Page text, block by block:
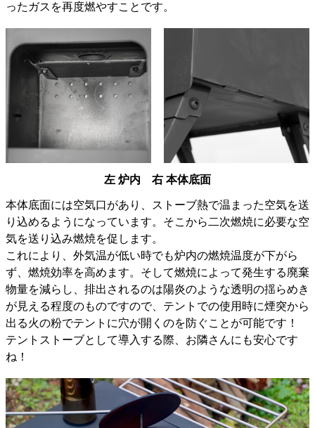
ったガスを再度燃やすことです。
左 炉内 右 本体底面
本体底面には空気口があり、ストーブ熱で温まった空気を送
り込めるようになっています。そこから二次燃焼に必要な空
気を送り込み燃焼を促します。
これにより、外気温が低い時でも炉内の燃焼温度が下がら
ず、燃焼効率を高めます。そして燃焼によって発生する廃棄
物量を減らし、排出されるのは陽炎のような透明の揺らめき
が見える程度のものですので、テントでの使用時に煙突から
出る火の粉でテントに穴が開くのを防ぐことが可能です！
テントストーブとして導入する際、お隣さんにも安心です
ね！